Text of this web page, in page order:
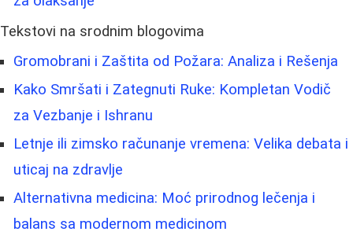
Tekstovi na srodnim blogovima
Gromobrani i Zaštita od Požara: Analiza i Rešenja
Kako Smršati i Zategnuti Ruke: Kompletan Vodič
za Vezbanje i Ishranu
Letnje ili zimsko računanje vremena: Velika debata i
uticaj na zdravlje
Alternativna medicina: Moć prirodnog lečenja i
balans sa modernom medicinom